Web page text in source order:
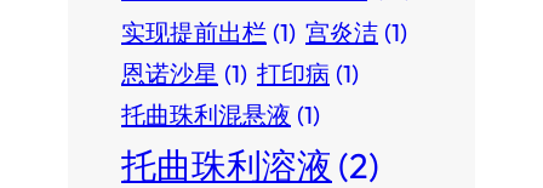
实现提前出栏 (1) 宫炎洁 (1)
恩诺沙星 (1) 打印病 (1)
托曲珠利混悬液 (1)
托曲珠利溶液 (2)